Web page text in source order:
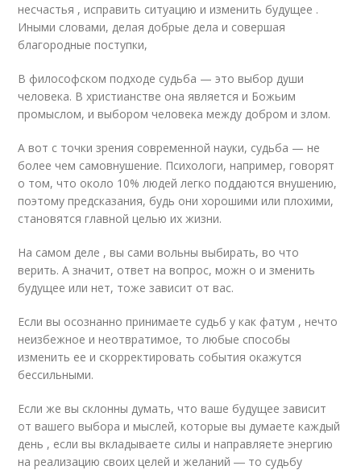
несчастья , исправить ситуацию и изменить будущее .
Иными словами, делая добрые дела и совершая
благородные поступки,
В философском подходе судьба — это выбор души
человека. В христианстве она является и Божьим
промыслом, и выбором человека между добром и злом.
А вот с точки зрения современной науки, судьба — не
более чем самовнушение. Психологи, например, говорят
о том, что около 10% людей легко поддаются внушению,
поэтому предсказания, будь они хорошими или плохими,
становятся главной целью их жизни.
На самом деле , вы сами вольны выбирать, во что
верить. А значит, ответ на вопрос, можн о и зменить
будущее или нет, тоже зависит от вас.
Если вы осознанно принимаете судьб у как фатум , нечто
неизбежное и неотвратимое, то любые способы
изменить ее и скорректировать события окажутся
бессильными.
Если же вы склонны думать, что ваше будущее зависит
от вашего выбора и мыслей, которые вы думаете каждый
день , если вы вкладываете силы и направляете энергию
на реализацию своих целей и желаний ― то судьбу